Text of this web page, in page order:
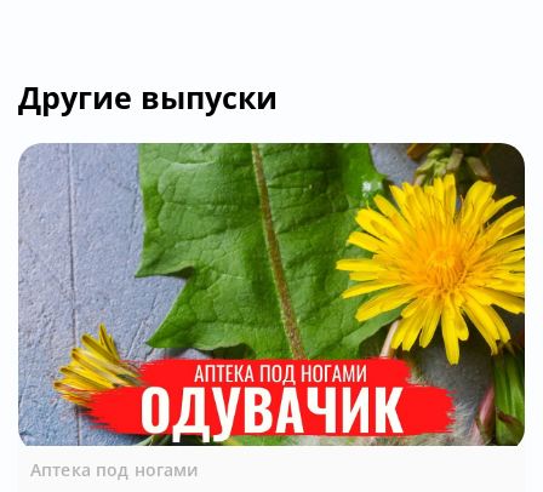
Другие выпуски
Аптека под ногами